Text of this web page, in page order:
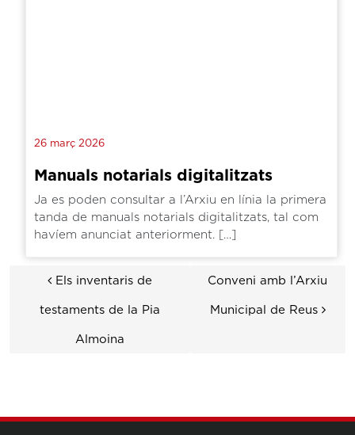
26 març 2026
Manuals notarials digitalitzats
Ja es poden consultar a l’Arxiu en línia la primera
tanda de manuals notarials digitalitzats, tal com
havíem anunciat anteriorment. […]
Navegació de les entrades
Els inventaris de
testaments de la Pia
Almoina
Conveni amb l’Arxiu
Municipal de Reus